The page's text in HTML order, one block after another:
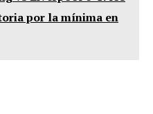
por la mínima en